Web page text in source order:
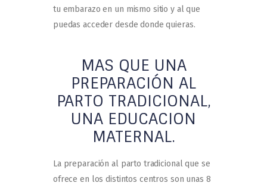
tu embarazo en un mismo sitio y al que
puedas acceder desde donde quieras.
MAS QUE UNA
PREPARACIÓN AL
PARTO TRADICIONAL,
UNA EDUCACION
MATERNAL.
La preparación al parto tradicional que se
ofrece en los distintos centros son unas 8